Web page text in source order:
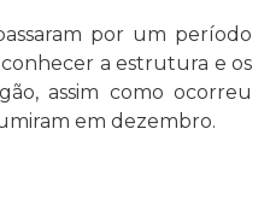
por um período
conhecer a estrutura e os
assim como ocorreu
em dezembro.